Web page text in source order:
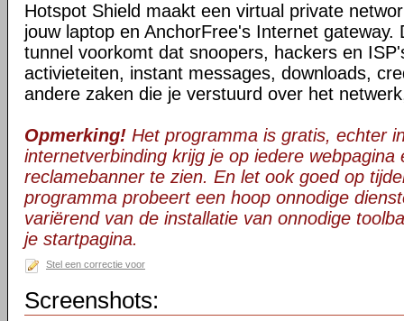
Hotspot Shield maakt een virtual private
jouw laptop en AnchorFree's Internet gateway.
tunnel voorkomt dat snoopers, hackers en
activieteiten, instant messages, downloads,
andere zaken die je verstuurd over het
Opmerking! Het programma is gratis, echter
internetverbinding krijg je op iedere webpagina
reclamebanner te zien. En let ook goed op
programma probeert een hoop onnodige
variërend van de installatie van onnodige
je startpagina.
Stel een correctie voor
Screenshots: